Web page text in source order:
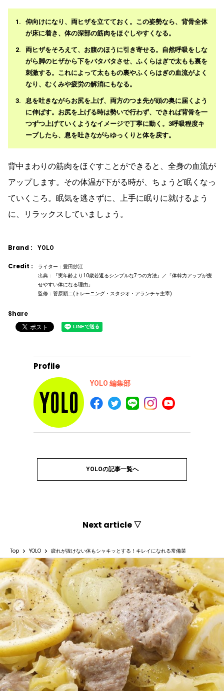
仰向けになり、両ヒザを立てておく。この姿勢なら、背骨全体
が床に着き、体の深部の筋肉をほぐしやすくなる。
両ヒザをそろえて、お腹のほうに引き寄せる。自然呼吸をしな
がら脚のヒザから下をバタバタさせ、ふくらはぎで太もも裏を
刺激する。これによって太ももの裏やふくらはぎの血流がよく
なり、むくみや疲労の解消にもなる。
息を吐きながらお尻を上げ、両方のつま先が頭の奥に届くよう
に伸ばす。お尻を上げる時は勢いで行わず、できれば背骨を一
つずつ上げていくようなイメージで丁寧に動く。3呼吸程度キ
ープしたら、息を吐きながらゆっくりと体を戻す。
背中まわりの筋肉をほぐすことができると、全身の血流が
アップします。その体温が下がる時が、ちょうど眠くなっ
ていくころ。眠気を逃さずに、上手に眠りに就けるよう
に、リラックスしていましょう。
Brand : YOLO
Credit :
ライター：豊田紗江
出典：『実年齢より10歳若返るシンプルな7つの方法』／「体幹力アップが痩
せやすい体になる理由」
監修：菅原順二(トレーニング・スタジオ・アランチャ主宰)
Share
Profile
YOLO 編集部
YOLOの記事一覧へ
Next article ▽
Top YOLO 疲れが抜けない体もシャキッとする！キレイになれる常備菜